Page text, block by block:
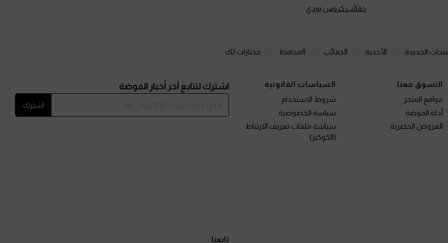
حقائب كروس بودي
الجديدة الأحذية الحقائب المحافظ مختارات لك
التسوق معنا
مواقع المتجر
أدلة الموضة
العروض الحصرية
السياسات القانونية
شروط الاستخدام
سياسة الخصوصية
سياسة ملفات تعريف الارتباط
(الكوكيز)
اشترك لتتابع آخر أخبار الموضة
اشترك
تابعنا